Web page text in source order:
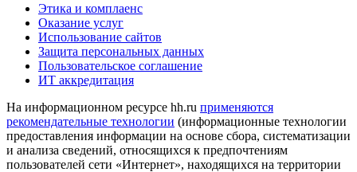
Этика и комплаенс
Оказание услуг
Использование сайтов
Защита персональных данных
Пользовательское соглашение
ИТ аккредитация
На информационном ресурсе hh.ru применяются
рекомендательные технологии (информационные технологии
предоставления информации на основе сбора, систематизации
и анализа сведений, относящихся к предпочтениям
пользователей сети «Интернет», находящихся на территории